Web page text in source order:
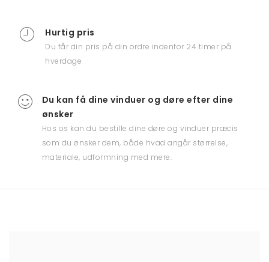
Hurtig pris
Du får din pris på din ordre indenfor 24 timer på
hverdage
Du kan få dine vinduer og døre efter dine
ønsker
Hos os kan du bestille dine døre og vinduer præcis
som du ønsker dem, både hvad angår størrelse,
materiale, udformning med mere.